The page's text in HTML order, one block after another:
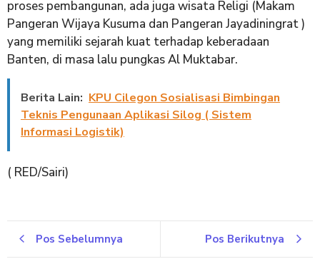
proses pembangunan, ada juga wisata Religi (Makam
Pangeran Wijaya Kusuma dan Pangeran Jayadiningrat )
yang memiliki sejarah kuat terhadap keberadaan
Banten, di masa lalu pungkas Al Muktabar.
Berita Lain: KPU Cilegon Sosialisasi Bimbingan
Teknis Pengunaan Aplikasi Silog ( Sistem
Informasi Logistik)
( RED/Sairi)
Pos Sebelumnya Pos Berikutnya